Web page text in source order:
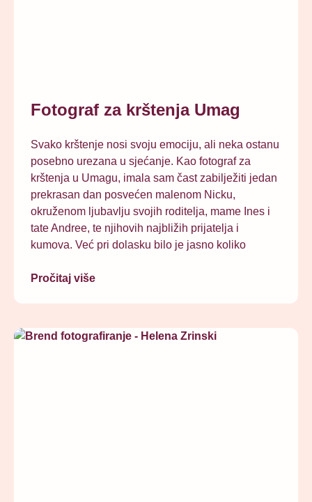
Fotograf za krštenja Umag
Svako krštenje nosi svoju emociju, ali neka ostanu
posebno urezana u sjećanje. Kao fotograf za
krštenja u Umagu, imala sam čast zabilježiti jedan
prekrasan dan posvećen malenom Nicku,
okruženom ljubavlju svojih roditelja, mame Ines i
tate Andree, te njihovih najbližih prijatelja i
kumova. Već pri dolasku bilo je jasno koliko
Pročitaj više